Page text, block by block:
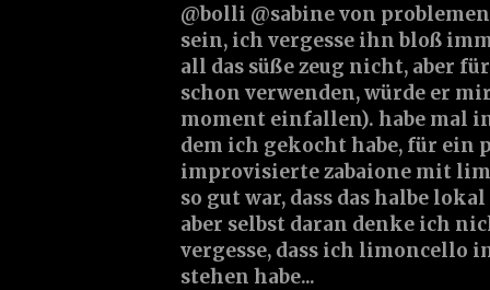
@bolli @sabine von
sein, ich vergesse ihn bloß
all das süße zeug nicht, aber
schon verwenden, würde er
moment einfallen). habe mal
dem ich gekocht habe, für ein
improvisierte zabaione mit
so gut war, dass das halbe
aber selbst daran denke ich
vergesse, dass ich limoncello
stehen habe...